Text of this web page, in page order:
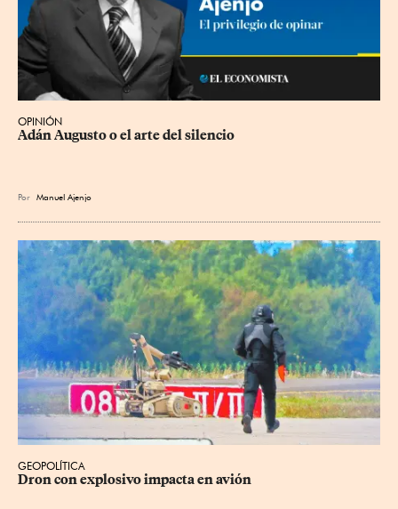
OPINIÓN
Adán Augusto o el arte del silencio
Por Manuel Ajenjo
GEOPOLÍTICA
Dron con explosivo impacta en avión